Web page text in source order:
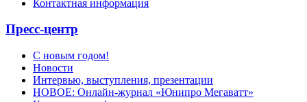
Контактная информация
Пресс-центр
С новым годом!
Новости
Интервью, выступления, презентации
НОВОЕ: Онлайн-журнал «Юнипро Мегаватт»